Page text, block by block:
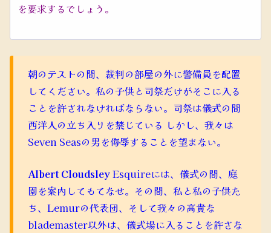
を要求するでしょう。
朝のテストの間、裁判の部屋の外に警備員を配置
してください。私の子供と司祭だけがそこに入る
ことを許されなければならない。司祭は儀式の間
西洋人の立ち入りを禁じている しかし、我々は
Seven Seasの男を侮辱することを望まない。
Albert CloudsleyEsquireには、儀式の間、庭
園を案内してもてなせ。その間、私と私の子供た
ち、Lemurの代表団、そして我々の高貴な
blademaster以外は、儀式場に入ることを許さな